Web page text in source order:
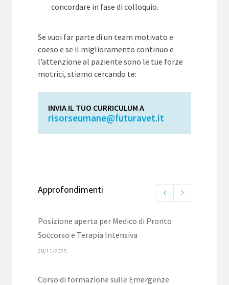
concordare in fase di colloquio.
Se vuoi far parte di un team motivato e
coeso e se il miglioramento continuo e
l’attenzione al paziente sono le tue forze
motrici, stiamo cercando te:
INVIA IL TUO CURRICULUM A
risorseumane@futuravet.it
Approfondimenti
Posizione aperta per Medico di Pronto
Soccorso e Terapia Intensiva
28/11/2025
Corso di formazione sulle Emergenze